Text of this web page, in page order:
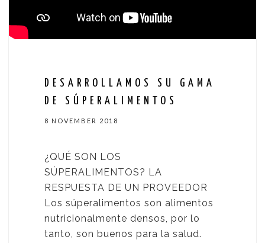
DESARROLLAMOS SU GAMA
DE SÚPERALIMENTOS
8 NOVEMBER 2018
¿QUÉ SON LOS
SÚPERALIMENTOS? LA
RESPUESTA DE UN PROVEEDOR
Los súperalimentos son alimentos
nutricionalmente densos, por lo
tanto, son buenos para la salud.